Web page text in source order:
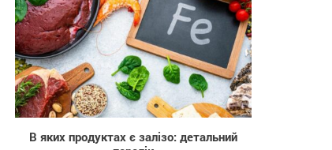
517
В яких продуктах є залізо: детальний